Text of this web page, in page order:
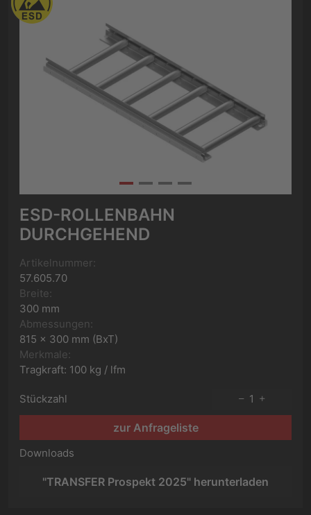
ESD-ROLLENBAHN
DURCHGEHEND
Artikelnummer:
57.605.70
Breite:
300 mm
Abmessungen:
815 x 300 mm (BxT)
Merkmale:
Tragkraft: 100 kg / lfm
Stückzahl 1
zur Anfrageliste
Downloads
"TRANSFER Prospekt 2025" herunterladen